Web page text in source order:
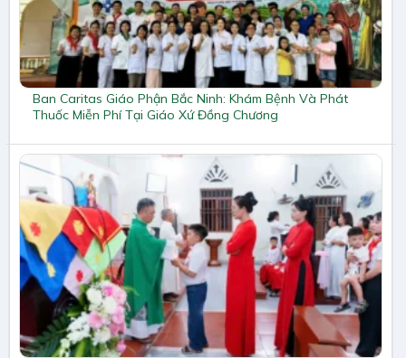
Ban Caritas Giáo Phận Bắc Ninh: Khám Bệnh Và Phát
Thuốc Miễn Phí Tại Giáo Xứ Đồng Chương